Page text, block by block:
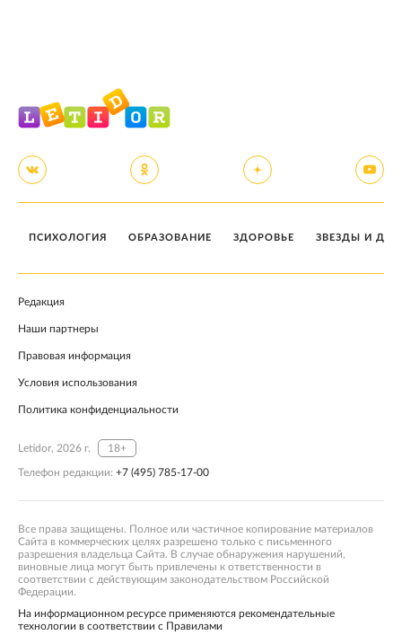
ПСИХОЛОГИЯ ОБРАЗОВАНИЕ ЗДОРОВЬЕ ЗВЕЗДЫ И
Редакция
Наши партнеры
Правовая информация
Условия использования
Политика конфиденциальности
Letidor, 2026 г. 18+
Телефон редакции: +7 (495) 785-17-00
Все права защищены. Полное или частичное копирование материалов
Сайта в коммерческих целях разрешено только с письменного
разрешения владельца Сайта. В случае обнаружения нарушений,
виновные лица могут быть привлечены к ответственности в
соответствии с действующим законодательством Российской
Федерации.
На информационном ресурсе применяются рекомендательные
технологии в соответствии с Правилами